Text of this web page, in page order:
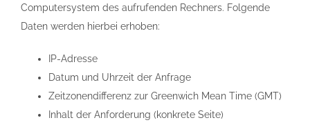
Computersystem des aufrufenden Rechners. Folgende
Daten werden hierbei erhoben:
IP-Adresse
Datum und Uhrzeit der Anfrage
Zeitzonendifferenz zur Greenwich Mean Time (GMT)
Inhalt der Anforderung (konkrete Seite)